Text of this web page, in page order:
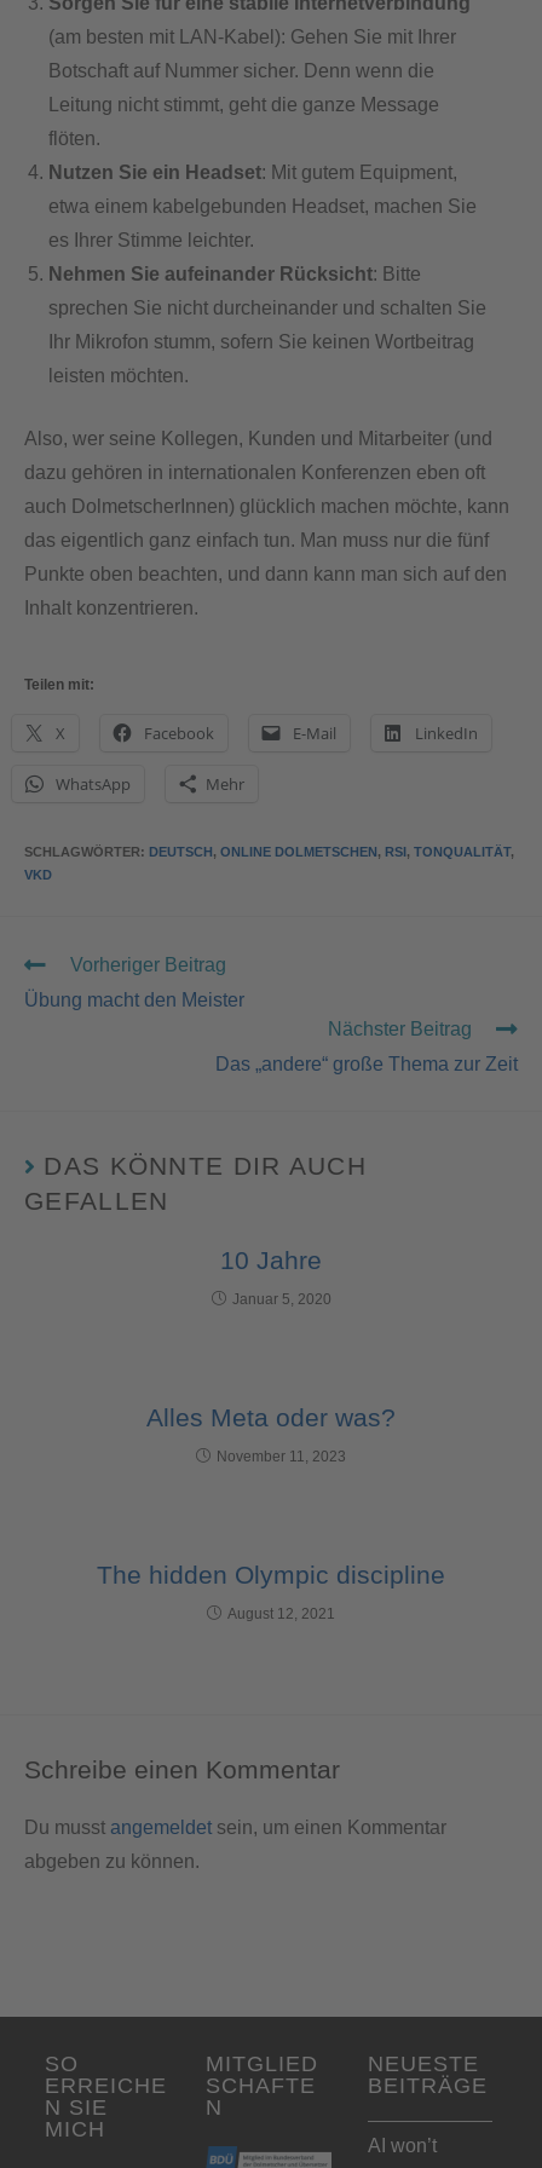
(am besten mit LAN-Kabel): Gehen Sie mit Ihrer
Botschaft auf Nummer sicher. Denn wenn die
Leitung nicht stimmt, geht die ganze Message
flöten.
Nutzen Sie ein Headset: Mit gutem Equipment,
etwa einem kabelgebunden Headset, machen Sie
es Ihrer Stimme leichter.
Nehmen Sie aufeinander Rücksicht: Bitte
sprechen Sie nicht durcheinander und schalten Sie
Ihr Mikrofon stumm, sofern Sie keinen Wortbeitrag
leisten möchten.
Also, wer seine Kollegen, Kunden und Mitarbeiter (und
dazu gehören in internationalen Konferenzen eben oft
auch DolmetscherInnen) glücklich machen möchte, kann
das eigentlich ganz einfach tun. Man muss nur die fünf
Punkte oben beachten, und dann kann man sich auf den
Inhalt konzentrieren.
Teilen mit:
X Facebook E-Mail LinkedIn
WhatsApp Mehr
SCHLAGWÖRTER: DEUTSCH, ONLINE DOLMETSCHEN, RSI, TONQUALITÄT,
VKD
Vorheriger Beitrag
Übung macht den Meister
Nächster Beitrag
Das „andere“ große Thema zur Zeit
DAS KÖNNTE DIR AUCH
GEFALLEN
10 Jahre
Januar 5, 2020
Alles Meta oder was?
November 11, 2023
The hidden Olympic discipline
August 12, 2021
Schreibe einen Kommentar
Du musst angemeldet sein, um einen Kommentar
abgeben zu können.
SO
ERREICHE
N SIE
MICH
MITGLIED
SCHAFTE
N
NEUESTE
BEITRÄGE
AI won’t